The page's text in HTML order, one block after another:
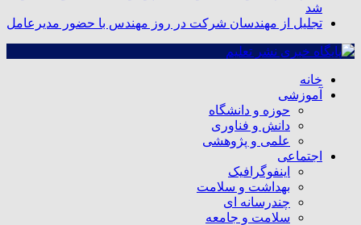
شد
تجلیل از مهندسان شرکت در روز مهندس با حضور مدیرعامل
خانه
آموزشی
حوزه و دانشگاه
دانش و فناوری
علمی و پژوهشی
اجتماعی
اینفوگرافیک
بهداشت و سلامت
چندرسانه ای
سلامت و جامعه